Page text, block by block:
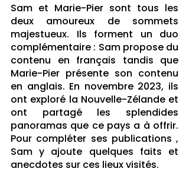
Sam et Marie-Pier sont tous les
deux amoureux de sommets
majestueux. Ils forment un duo
complémentaire : Sam propose du
contenu en français tandis que
Marie-Pier présente son contenu
en anglais. En novembre 2023, ils
ont exploré la Nouvelle-Zélande et
ont partagé les splendides
panoramas que ce pays a à offrir.
Pour compléter ses publications ,
Sam y ajoute quelques faits et
anecdotes sur ces lieux visités.